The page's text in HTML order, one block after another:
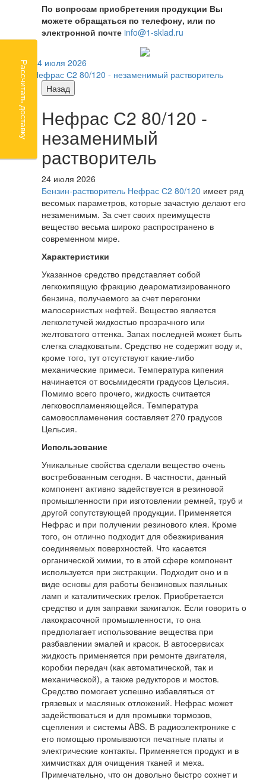
По вопросам приобретения продукции Вы
можете обращаться по телефону, или по
электронной почте info@1-sklad.ru
24 июля 2026
Нефрас С2 80/120 - незаменимый растворитель
Назад
Нефрас С2 80/120 -
незаменимый
растворитель
24 июля 2026
Бензин-растворитель Нефрас С2 80/120 имеет ряд
весомых параметров, которые зачастую делают его
незаменимым. За счет своих преимуществ
вещество весьма широко распространено в
современном мире.
Характеристики
Указанное средство представляет собой
легкокипящую фракцию деароматизированного
бензина, получаемого за счет перегонки
малосернистых нефтей. Вещество является
легколетучей жидкостью прозрачного или
желтоватого оттенка. Запах последней может быть
слегка сладковатым. Средство не содержит воду и,
кроме того, тут отсутствуют какие-либо
механические примеси. Температура кипения
начинается от восьмидесяти градусов Цельсия.
Помимо всего прочего, жидкость считается
легковоспламеняющейся. Температура
самовоспламенения составляет 270 градусов
Цельсия.
Использование
Уникальные свойства сделали вещество очень
востребованным сегодня. В частности, данный
компонент активно задействуется в резиновой
промышленности при изготовлении ремней, труб и
другой сопутствующей продукции. Применяется
Нефрас и при получении резинового клея. Кроме
того, он отлично подходит для обезжиривания
соединяемых поверхностей. Что касается
органической химии, то в этой сфере компонент
используется при экстракции. Подходит оно и в
виде основы для работы бензиновых паяльных
ламп и каталитических грелок. Приобретается
средство и для заправки зажигалок. Если говорить о
лакокрасочной промышленности, то она
предполагает использование вещества при
разбавлении эмалей и красок. В автосервисах
жидкость применяется при ремонте двигателя,
коробки передач (как автоматической, так и
механической), а также редукторов и мостов.
Средство помогает успешно избавляться от
грязевых и масляных отложений. Нефрас может
задействоваться и для промывки тормозов,
сцепления и системы ABS. В радиоэлектронике с
его помощью промываются печатные платы и
электрические контакты. Применяется продукт и в
химчистках для очищения тканей и меха.
Примечательно, что он довольно быстро сохнет и
Рассчитать доставку